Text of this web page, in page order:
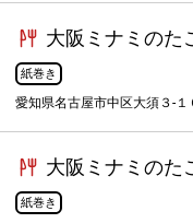
大阪ミナミのた
紙巻き
愛知県名古屋市中区大須３-１
大阪ミナミのた
紙巻き